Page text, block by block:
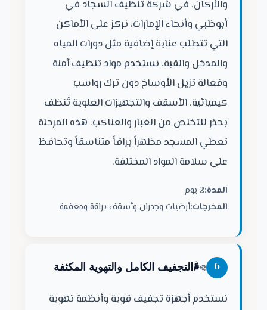
والأركان. في شركة تنظيف السجاد في
أبوظبي وأنحاء الإمارات، نركز على الأماكن
التي تتطلب عناية إضافية مثل دورات المياه
والمدخل والقبة. نستخدم مواد تنظيف آمنة
وفعالة تزيل الأوساخ دون ترك رواسب
كيميائية. الأسقف والتجهيزات العلوية تُنظف
بحذر للتخلص من الغبار والعناكب. هذه المرحلة
تعطي المسجد مظهراً براقاً متناسقاً وتحافظ
على سلامة المواد المختلفة.
المدة:2 يوم
المخرجات:أرضيات وجدران وأسقف براقة ومعقمة
6
🌬️ التجفيف الكامل والتهوية المكثفة
نستخدم أجهزة تجفيف قوية وأنظمة تهوية